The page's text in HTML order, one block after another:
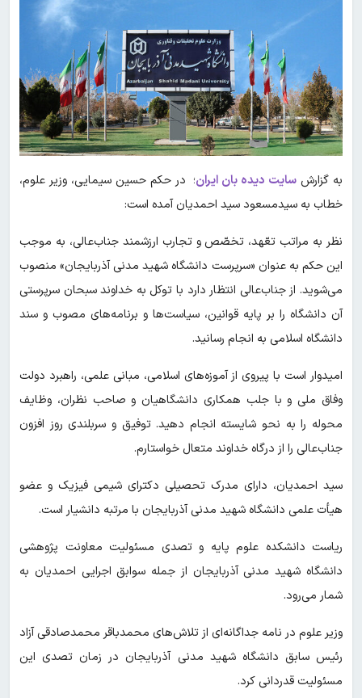
به گزارش سایت دیده بان ایران؛ در حکم حسین سیمایی، وزیر علوم،
خطاب به سیدمسعود سید احمدیان آمده است:
نظر به مراتب تعّهد، تخصّص و تجارب ارزشمند جناب‌عالی، به موجب
این حکم به عنوان «سرپرست دانشگاه شهید مدنی آذربایجان» منصوب
می‌شوید. از جناب‌عالی انتظار دارد با توکل به خداوند سبحان سرپرستی
آن دانشگاه را بر پایه قوانین، سیاست‌ها و برنامه‌های مصوب و سند
دانشگاه اسلامی به انجام رسانید.
امیدوار است با پیروی از آموزه‌های اسلامی، مبانی علمی، راهبرد دولت
وفاق ملی و با جلب همکاری دانشگاهیان و صاحب نظران، وظایف
محوله را به نحو شایسته انجام دهید. توفیق و سربلندی روز افزون
جناب‌عالی را از درگاه خداوند متعال خواستارم.
سید احمدیان، دارای مدرک تحصیلی دکترای شیمی فیزیک و عضو
هیأت علمی دانشگاه شهید مدنی آذربایجان با مرتبه دانشیار است.
ریاست دانشکده علوم پایه و تصدی مسئولیت معاونت پژوهشی
دانشگاه شهید مدنی آذربایجان از جمله سوابق اجرایی احمدیان به
شمار می‌رود.
وزیر علوم در نامه جداگانه‌ای از تلاش‌های محمدباقر محمدصادقی آزاد
رئیس سابق دانشگاه شهید مدنی آذربایجان در زمان تصدی این
مسئولیت قدردانی کرد.